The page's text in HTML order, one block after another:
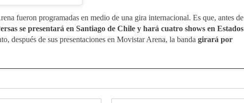
fueron programadas en medio de una gira internacional. Es que, antes de
se presentará en Santiago de Chile y hará cuatro shows en Estados
después de sus presentaciones en Movistar Arena, la banda girará por